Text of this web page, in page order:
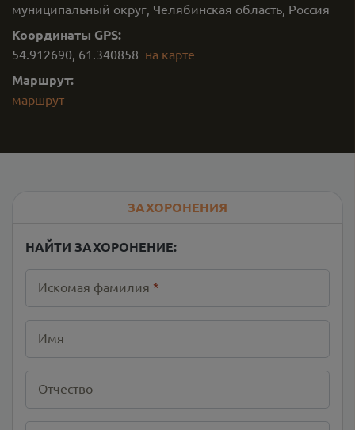
муниципальный округ, Челябинская область, Россия
Координаты GPS:
54.912690, 61.340858 на карте
Маршрут:
маршрут
ЗАХОРОНЕНИЯ
НАЙТИ ЗАХОРОНЕНИЕ:
Искомая фамилия *
Имя
Отчество